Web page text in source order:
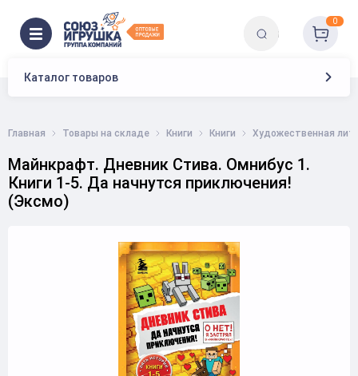
Каталог товаров
0
Главная Товары на складе Книги Книги Художественная
Майнкрафт. Дневник Стива. Омнибус 1.
Книги 1-5. Да начнутся приключения!
(Эксмо)